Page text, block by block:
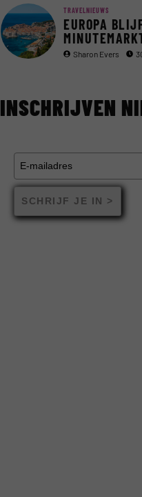
TRAVELNIEUWS
EUROPA
Sharon Evers
INSCHRIJVEN
SCHRIJF JE IN >